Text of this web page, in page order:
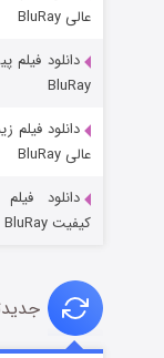
عالی BluRay
دانلود فیلم
BluRay
دانلود فیلم
عالی BluRay
دانلود
کیفیت BluRay